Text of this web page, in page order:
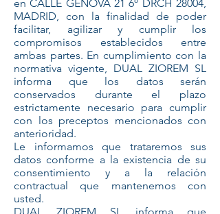
en CALLE GENOVA 21 6º DRCH 28004,
MADRID, con la finalidad de poder
facilitar, agilizar y cumplir los
compromisos establecidos entre
ambas partes. En cumplimiento con la
normativa vigente, DUAL ZIOREM SL
informa que los datos serán
conservados durante el plazo
estrictamente necesario para cumplir
con los preceptos mencionados con
anterioridad.
Le informamos que trataremos sus
datos conforme a la existencia de su
consentimiento y a la relación
contractual que mantenemos con
usted.